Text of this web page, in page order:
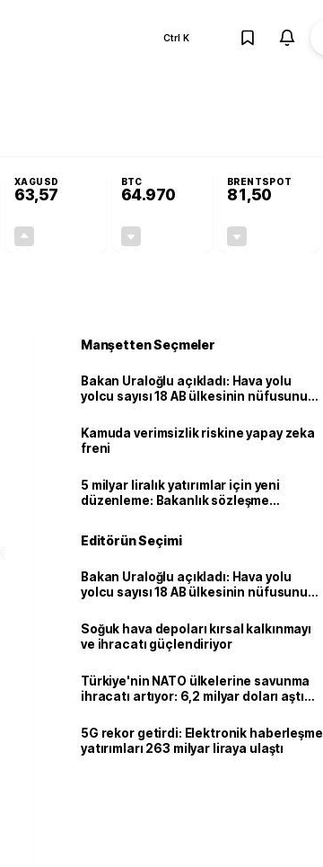
Ctrl K
XAGUSD
63,57
BTC
64.970
BRENTSPOT
81,50
Manşetten Seçmeler
Bakan Uraloğlu açıkladı: Hava yolu
yolcu sayısı 18 AB ülkesinin nüfusunu
Kamuda verimsizlik riskine yapay zeka
freni
5 milyar liralık yatırımlar için yeni
düzenleme: Bakanlık sözleşme
Editörün Seçimi
Bakan Uraloğlu açıkladı: Hava yolu
yolcu sayısı 18 AB ülkesinin nüfusunu
Soğuk hava depoları kırsal kalkınmayı
ve ihracatı güçlendiriyor
Türkiye'nin NATO ülkelerine savunma
ihracatı artıyor: 6,2 milyar doları aştı
5G rekor getirdi: Elektronik haberleşme
yatırımları 263 milyar liraya ulaştı